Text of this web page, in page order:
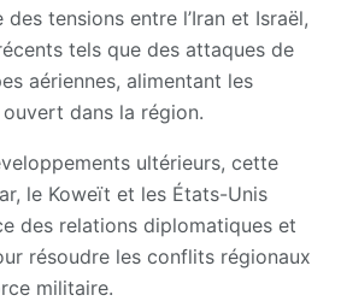
tensions entre l’Iran et Israël,
tels que des attaques de
aériennes, alimentant les
dans la région.
ultérieurs, cette
le Koweït et les États-Unis
des relations diplomatiques et
résoudre les conflits régionaux
militaire.